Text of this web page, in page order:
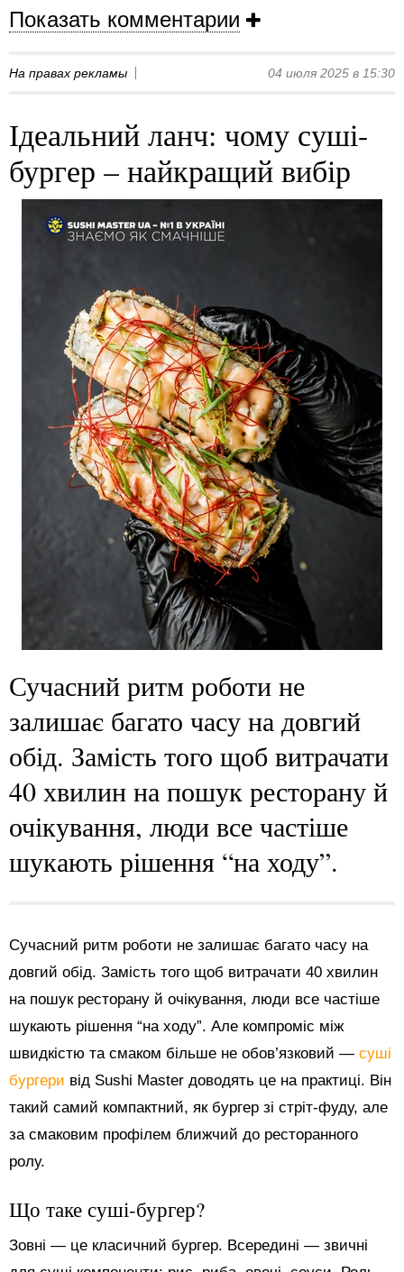
Показать комментарии
На правах рекламы 04 июля 2025 в 15:30
Ідеальний ланч: чому суші-
бургер – найкращий вибір
Сучасний ритм роботи не
залишає багато часу на довгий
обід. Замість того щоб витрачати
40 хвилин на пошук ресторану й
очікування, люди все частіше
шукають рішення “на ходу”.
Сучасний ритм роботи не залишає багато часу на
довгий обід. Замість того щоб витрачати 40 хвилин
на пошук ресторану й очікування, люди все частіше
шукають рішення “на ходу”. Але компроміс між
швидкістю та смаком більше не обов’язковий — суші
бургери від Sushi Master доводять це на практиці. Він
такий самий компактний, як бургер зі стріт-фуду, але
за смаковим профілем ближчий до ресторанного
ролу.
Що таке суші-бургер?
Зовні — це класичний бургер. Всередині — звичні